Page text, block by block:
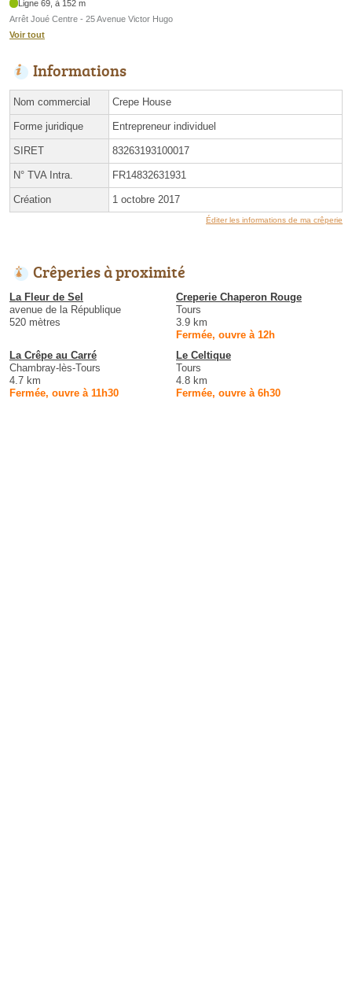
Ligne 69, à 152 m
Arrêt Joué Centre - 25 Avenue Victor Hugo
Voir tout
Informations
Nom commercial Crepe House
Forme juridique Entrepreneur individuel
SIRET 83263193100017
N° TVA Intra. FR14832631931
Création 1 octobre 2017
Éditer les informations de ma crêperie
Crêperies à proximité
La Fleur de Sel
avenue de la République
520 mètres
Creperie Chaperon Rouge
Tours
3.9 km
Fermée, ouvre à 12h
La Crêpe au Carré
Chambray-lès-Tours
4.7 km
Fermée, ouvre à 11h30
Le Celtique
Tours
4.8 km
Fermée, ouvre à 6h30